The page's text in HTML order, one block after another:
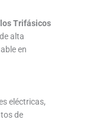
Trifásicos
alta
en
eléctricas,
de